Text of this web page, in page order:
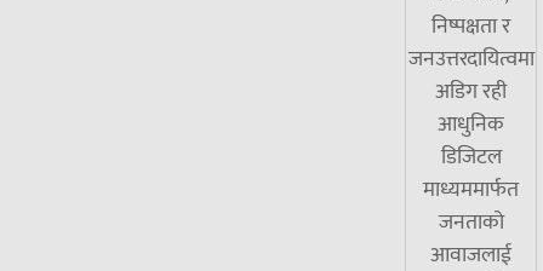
निष्पक्षता र
जनउत्तरदायित्वमा
अडिग रही
आधुनिक
डिजिटल
माध्यममार्फत
जनताको
आवाजलाई